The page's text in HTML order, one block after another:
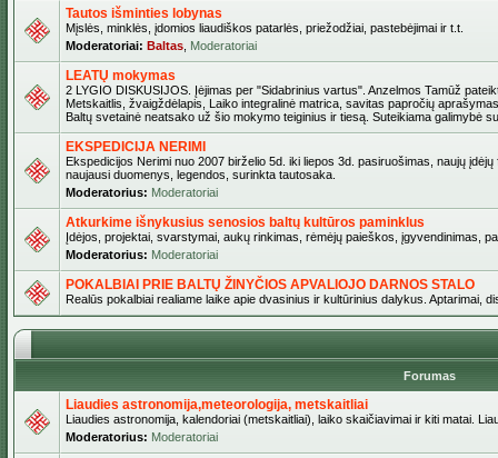
Tautos išminties lobynas
Mįslės, minklės, įdomios liaudiškos patarlės, priežodžiai, pastebėjimai ir t.t.
Moderatoriai: Baltas Moderatoriai
LEATŲ mokymas
2 LYGIO DISKUSIJOS. Įėjimas per "Sidabrinius vartus". Anzelmos Tamūž
Metskaitlis, žvaigždėlapis, Laiko integralinė matrica, savitas papročių
Baltų svetainė neatsako už šio mokymo teiginius ir tiesą. Suteikiama galimybė
EKSPEDICIJA NERIMI
Ekspedicijos Nerimi nuo 2007 birželio 5d. iki liepos 3d. pasiruošimas, naujų
naujausi duomenys, legendos, surinkta tautosaka.
Moderatorius: Moderatoriai
Atkurkime išnykusius senosios baltų kultūros paminklus
Įdėjos, projektai, svarstymai, aukų rinkimas, rėmėjų paieškos, įgyvendinimas,
Moderatorius: Moderatoriai
POKALBIAI PRIE BALTŲ ŽINYČIOS APVALIOJO DARNOS STALO
Realūs pokalbiai realiame laike apie dvasinius ir kultūrinius dalykus. Aptarimai,
Forumas
Liaudies astronomija,meteorologija, metskaitliai
Liaudies astronomija, kalendoriai (metskaitliai), laiko skaičiavimai ir kiti matai.
Moderatorius: Moderatoriai